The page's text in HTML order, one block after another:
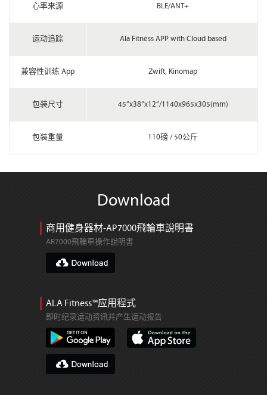
心率来源 BLE/ANT+
运动追踪 Ala Fitness APP with Cloud based
兼容性训练 App Zwift, Kinomap
包装尺寸 45”x38”x12”/1140x965x305(mm)
包装重量 110磅 / 50公斤
Download
商用健身器材-AP7000飛輪車說明書
AR7000飛輪車操作說明書
ALA Fitness™应用程式
即时纪录运动资讯并产生运动报告